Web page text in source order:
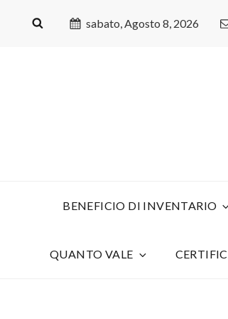
sabato, Agosto 8, 2026
BENEFICIO DI INVENTARIO
QUANTO VALE